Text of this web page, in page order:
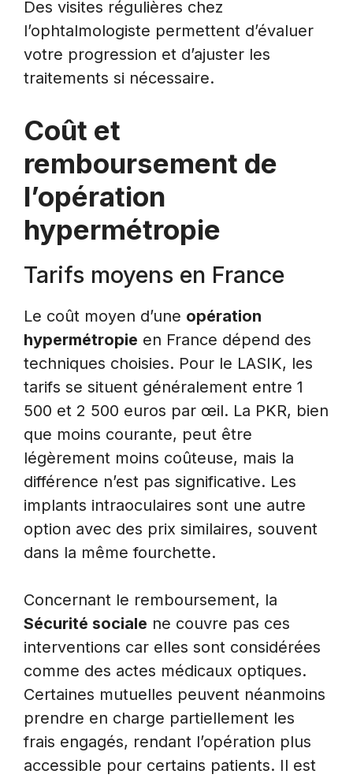
Des visites régulières chez
l’ophtalmologiste permettent d’évaluer
votre progression et d’ajuster les
traitements si nécessaire.
Coût et
remboursement de
l’opération
hypermétropie
Tarifs moyens en France
Le coût moyen d’une opération
hypermétropie en France dépend des
techniques choisies. Pour le LASIK, les
tarifs se situent généralement entre 1
500 et 2 500 euros par œil. La PKR, bien
que moins courante, peut être
légèrement moins coûteuse, mais la
différence n’est pas significative. Les
implants intraoculaires sont une autre
option avec des prix similaires, souvent
dans la même fourchette.
Concernant le remboursement, la
Sécurité sociale ne couvre pas ces
interventions car elles sont considérées
comme des actes médicaux optiques.
Certaines mutuelles peuvent néanmoins
prendre en charge partiellement les
frais engagés, rendant l’opération plus
accessible pour certains patients. Il est